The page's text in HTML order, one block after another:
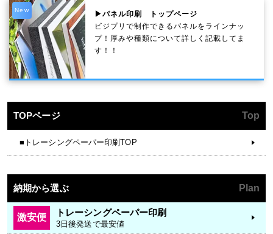
New
▶パネル印刷 トップページ
ビジプリで制作できるパネルをラインナッ
プ！厚みや種類について詳しく記載してま
す！！
TOPページ Top
■トレーシングペーパー印刷TOP
納期から選ぶ Plan
激安便 トレーシングペーパー印刷
3日後発送で最安値